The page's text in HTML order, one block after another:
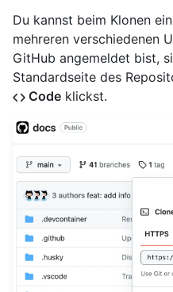
Du kannst beim Klonen
mehreren verschiedenen
GitHub angemeldet bist,
Standardseite des
Code klickst.